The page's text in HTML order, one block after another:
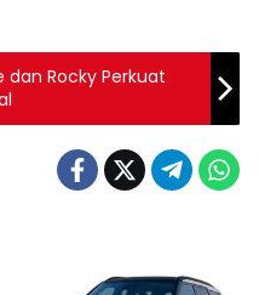
dan Rocky Perkuat